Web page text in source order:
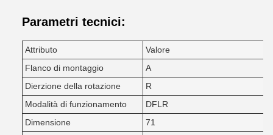
Parametri tecnici:
Attributo
Valore
Flanco di montaggio
A
Dierzione della rotazione
R
Modalità di funzionamento
DFLR
Dimensione
71